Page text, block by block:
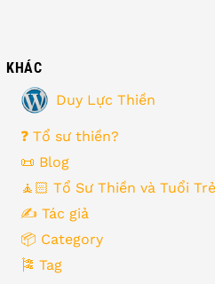
KHÁC
Duy Lực Thiền
❓ Tổ sư thiền?
📜 Blog
🧘🏻 Tổ Sư Thiền và Tuổi Trẻ
✍️ Tác giả
📦 Category
🎏 Tag